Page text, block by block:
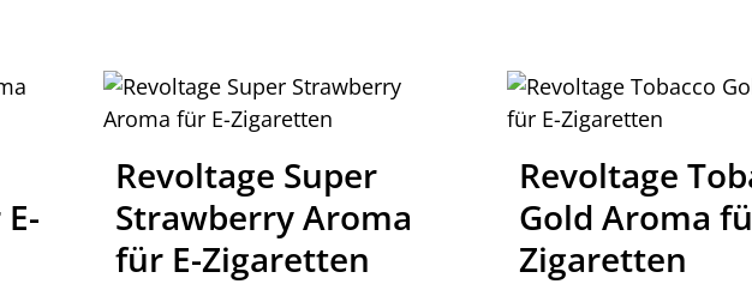
Revoltage Super
Strawberry Aroma
für E-Zigaretten
Revoltage
Gold Aroma
Zigaretten